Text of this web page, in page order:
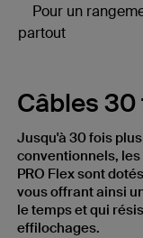
Pour un
partout
Câbles
Jusqu'à 30 fois
conventionnels, les
PRO Flex sont
vous offrant ainsi
le temps et qui
effilochages.